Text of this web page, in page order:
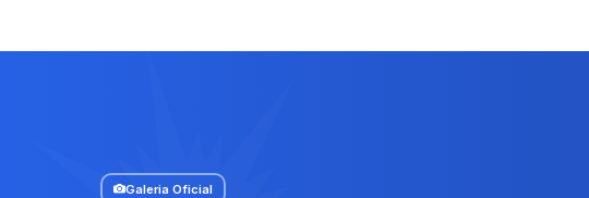
Galeria Oficial